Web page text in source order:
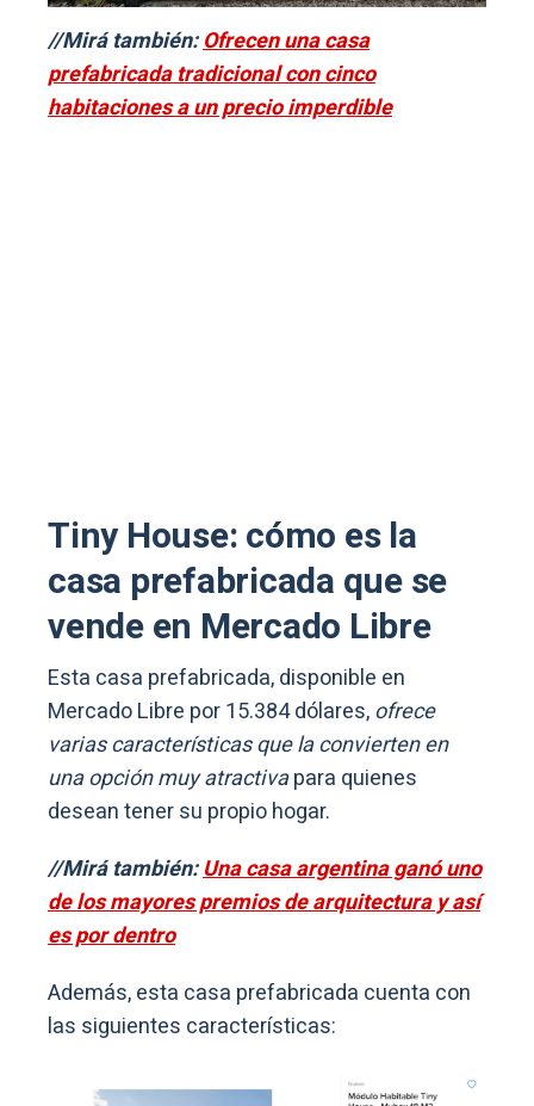
//Mirá también:Ofrecen una casa
prefabricada tradicional con cinco
habitaciones a un precio imperdible
Tiny House: cómo es la
casa prefabricada que se
vende en Mercado Libre
Esta casa prefabricada, disponible en
Mercado Libre por 15.384 dólares,ofrece
varias características que la convierten en
una opción muy atractivapara quienes
desean tener su propio hogar.
//Mirá también:Una casa argentina ganó uno
de los mayores premios de arquitectura y así
es por dentro
Además, esta casa prefabricada cuenta con
las siguientes características: